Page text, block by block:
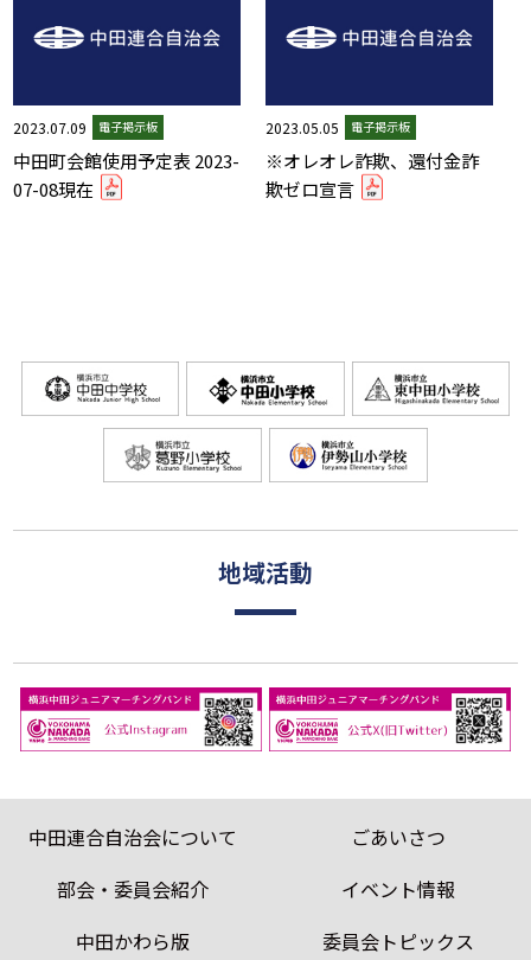
2023.07.09 電子掲示板
中田町会館使用予定表 2023-
07-08現在
2023.05.05 電子掲示板
※オレオレ詐欺、還付金詐
欺ゼロ宣言
地域活動
中田連合自治会について
ごあいさつ
部会・委員会紹介
イベント情報
中田かわら版
委員会トピックス